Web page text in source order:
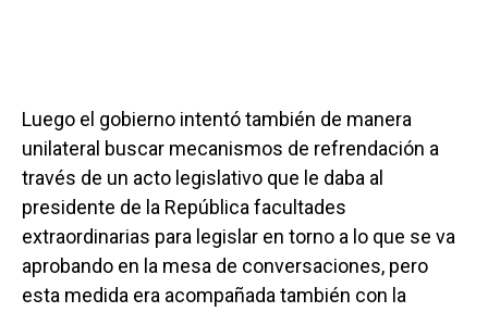
Luego el gobierno intentó también de manera
unilateral buscar mecanismos de refrendación a
través de un acto legislativo que le daba al
presidente de la República facultades
extraordinarias para legislar en torno a lo que se va
aprobando en la mesa de conversaciones, pero
esta medida era acompañada también con la